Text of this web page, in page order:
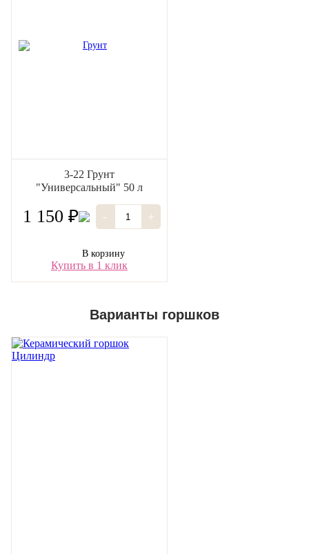
3-22 Грунт
"Универсальный" 50 л
1 150 ₽ - +
В корзину
Купить в 1 клик
Варианты горшков